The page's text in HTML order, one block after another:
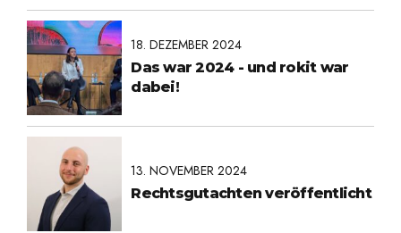
18. DEZEMBER 2024
Das war 2024 - und rokit war
dabei!
13. NOVEMBER 2024
Rechtsgutachten veröffentlicht